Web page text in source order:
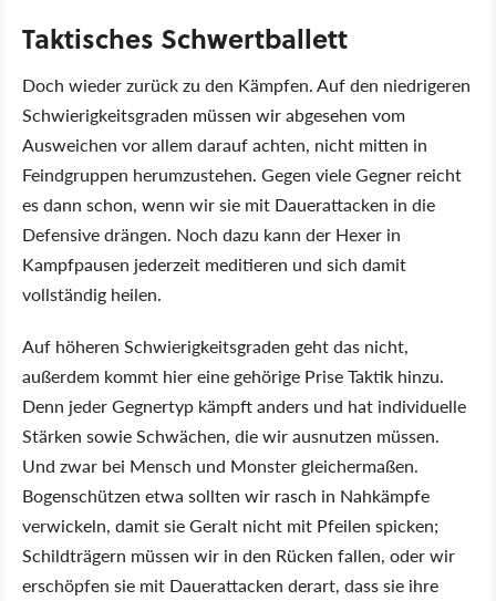
Taktisches Schwertballett
Doch wieder zurück zu den Kämpfen. Auf den niedrigeren
Schwierigkeitsgraden müssen wir abgesehen vom
Ausweichen vor allem darauf achten, nicht mitten in
Feindgruppen herumzustehen. Gegen viele Gegner reicht
es dann schon, wenn wir sie mit Dauerattacken in die
Defensive drängen. Noch dazu kann der Hexer in
Kampfpausen jederzeit meditieren und sich damit
vollständig heilen.
Auf höheren Schwierigkeitsgraden geht das nicht,
außerdem kommt hier eine gehörige Prise Taktik hinzu.
Denn jeder Gegnertyp kämpft anders und hat individuelle
Stärken sowie Schwächen, die wir ausnutzen müssen.
Und zwar bei Mensch und Monster gleichermaßen.
Bogenschützen etwa sollten wir rasch in Nahkämpfe
verwickeln, damit sie Geralt nicht mit Pfeilen spicken;
Schildträgern müssen wir in den Rücken fallen, oder wir
erschöpfen sie mit Dauerattacken derart, dass sie ihre